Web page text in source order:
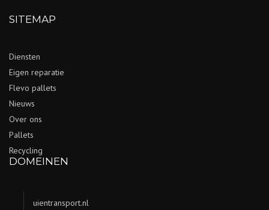
SITEMAP
Diensten
Eigen reparatie
Flevo pallets
Nieuws
Over ons
Pallets
Recycling
DOMEINEN
uientransport.nl